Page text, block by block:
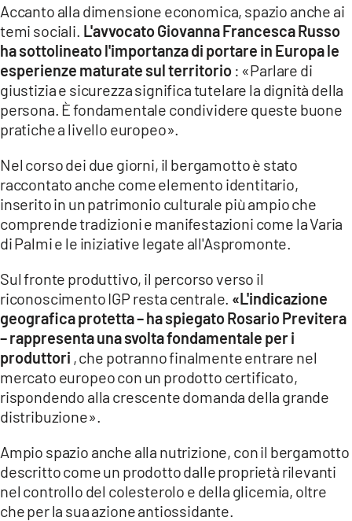
Accanto alla dimensione economica, spazio anche ai
temi sociali. L'avvocato Giovanna Francesca Russo
ha sottolineato l'importanza di portare in Europa le
esperienze maturate sul territorio : «Parlare di
giustizia e sicurezza significa tutelare la dignità della
persona. È fondamentale condividere queste buone
pratiche a livello europeo».
Nel corso dei due giorni, il bergamotto è stato
raccontato anche come elemento identitario,
inserito in un patrimonio culturale più ampio che
comprende tradizioni e manifestazioni come la Varia
di Palmi e le iniziative legate all'Aspromonte.
Sul fronte produttivo, il percorso verso il
riconoscimento IGP resta centrale. «L'indicazione
geografica protetta – ha spiegato Rosario Previtera
– rappresenta una svolta fondamentale per i
produttori , che potranno finalmente entrare nel
mercato europeo con un prodotto certificato,
rispondendo alla crescente domanda della grande
distribuzione».
Ampio spazio anche alla nutrizione, con il bergamotto
descritto come un prodotto dalle proprietà rilevanti
nel controllo del colesterolo e della glicemia, oltre
che per la sua azione antiossidante.